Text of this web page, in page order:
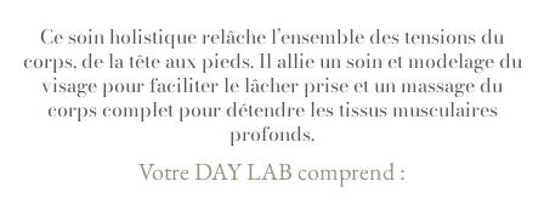
Ce soin holistique relâche l’ensemble des tensions du
corps, de la tête aux pieds. Il allie un soin et modelage du
visage pour faciliter le lâcher prise et un massage du
corps complet pour détendre les tissus musculaires
profonds.
Votre DAY LAB comprend :